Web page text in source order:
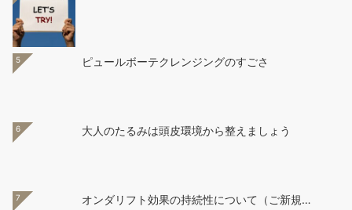
5 ピュールボーテクレンジングのすごさ
6 大人のたるみは頭皮環境から整えましょう
7 オンダリフト効果の持続性について（ご新規…